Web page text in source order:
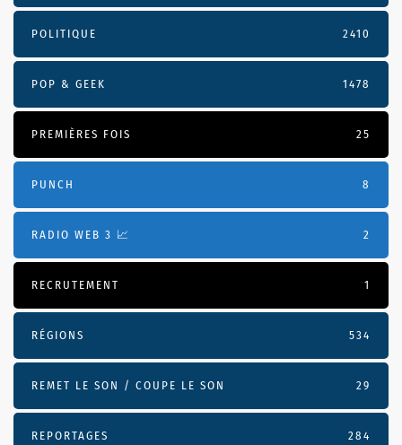
POLITIQUE 2410
POP & GEEK 1478
PREMIÈRES FOIS 25
PUNCH 8
RADIO WEB 3 📈 2
RECRUTEMENT 1
RÉGIONS 534
REMET LE SON / COUPE LE SON 29
REPORTAGES 284